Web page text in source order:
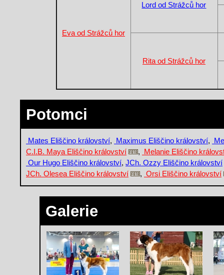
Eva od Strážců hor
Lord od Strážců hor
Rita od Strážců hor
Potomci
Mates Eliščino království, Maximus Eliščino království,
C.I.B. Maya Eliščino království
, Melanie Eliščino
Our Hugo Eliščino království, JCh. Ozzy Eliščino království
JCh. Olesea Eliščino království
, Orsi Eliščino království
Galerie